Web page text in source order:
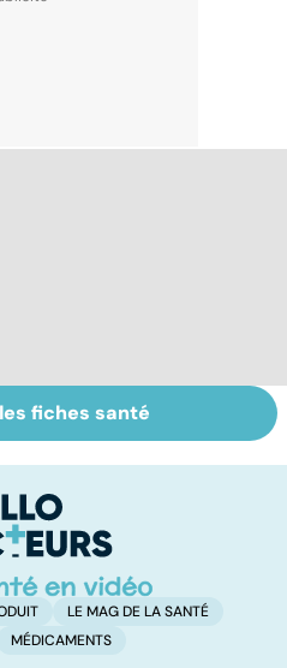
BPCO, la
bronchite du
fiches santé
LE MAG DE LA SANTÉ
MÉDICAMENTS